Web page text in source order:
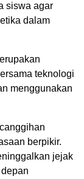
siswa agar
dalam
teknologi
menggunakan
berpikir.
jejak